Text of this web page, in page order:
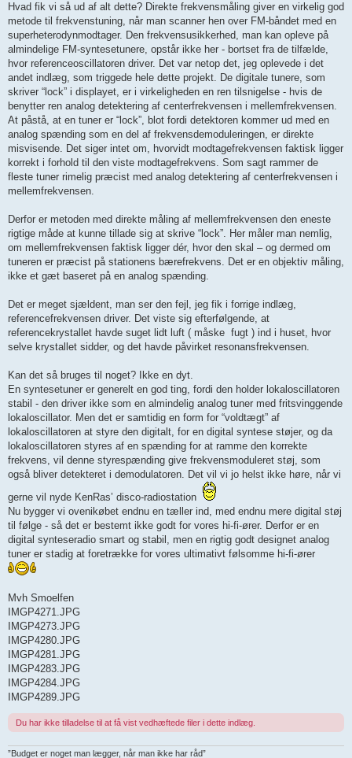
Hvad fik vi så ud af alt dette? Direkte frekvensmåling giver en virkelig god
metode til frekvenstuning, når man scanner hen over FM‑båndet med en
superheterodynmodtager. Den frekvensusikkerhed, man kan opleve på
almindelige FM‑syntesetunere, opstår ikke her - bortset fra de tilfælde,
hvor referenceoscillatoren driver. Det var netop det, jeg oplevede i det
andet indlæg, som triggede hele dette projekt. De digitale tunere, som
skriver “lock” i displayet, er i virkeligheden en ren tilsnigelse - hvis de
benytter ren analog detektering af centerfrekvensen i mellemfrekvensen.
At påstå, at en tuner er “lock”, blot fordi detektoren kommer ud med en
analog spænding som en del af frekvensdemoduleringen, er direkte
misvisende. Det siger intet om, hvorvidt modtagefrekvensen faktisk ligger
korrekt i forhold til den viste modtagefrekvens. Som sagt rammer de
fleste tuner rimelig præcist med analog detektering af centerfrekvensen i
mellemfrekvensen.
Derfor er metoden med direkte måling af mellemfrekvensen den eneste
rigtige måde at kunne tillade sig at skrive “lock”. Her måler man nemlig,
om mellemfrekvensen faktisk ligger dér, hvor den skal – og dermed om
tuneren er præcist på stationens bærefrekvens. Det er en objektiv måling,
ikke et gæt baseret på en analog spænding.
Det er meget sjældent, man ser den fejl, jeg fik i forrige indlæg,
referencefrekvensen driver. Det viste sig efterfølgende, at
referencekrystallet havde suget lidt luft ( måske fugt ) ind i huset, hvor
selve krystallet sidder, og det havde påvirket resonansfrekvensen.
Kan det så bruges til noget? Ikke en dyt.
En syntesetuner er generelt en god ting, fordi den holder lokaloscillatoren
stabil - den driver ikke som en almindelig analog tuner med fritsvinggende
lokaloscillator. Men det er samtidig en form for “voldtægt” af
lokaloscillatoren at styre den digitalt, for en digital syntese støjer, og da
lokaloscillatoren styres af en spænding for at ramme den korrekte
frekvens, vil denne styrespænding give frekvensmoduleret støj, som
også bliver detekteret i demodulatoren. Det vil vi jo helst ikke høre, når vi
gerne vil nyde KenRas’ disco‑radiostation
Nu bygger vi ovenikøbet endnu en tæller ind, med endnu mere digital støj
til følge - så det er bestemt ikke godt for vores hi‑fi‑ører. Derfor er en
digital synteseradio smart og stabil, men en rigtig godt designet analog
tuner er stadig at foretrække for vores ultimativt følsomme hi‑fi‑ører
Mvh Smoelfen
IMGP4271.JPG
IMGP4273.JPG
IMGP4280.JPG
IMGP4281.JPG
IMGP4283.JPG
IMGP4284.JPG
IMGP4289.JPG
Du har ikke tilladelse til at få vist vedhæftede filer i dette indlæg.
”Budget er noget man lægger, når man ikke har råd”